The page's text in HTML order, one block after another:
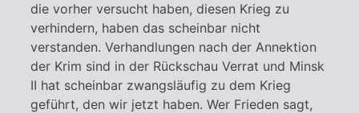
die vorher versucht haben, diesen Krieg zu
verhindern, haben das scheinbar nicht
verstanden. Verhandlungen nach der Annektion
der Krim sind in der Rückschau Verrat und Minsk
II hat scheinbar zwangsläufig zu dem Krieg
geführt, den wir jetzt haben. Wer Frieden sagt,